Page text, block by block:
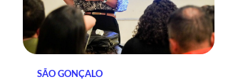
SÃO GONÇALO